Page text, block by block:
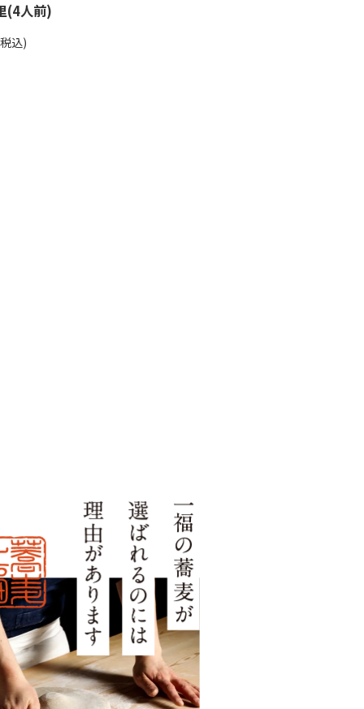
(4人前)
込)